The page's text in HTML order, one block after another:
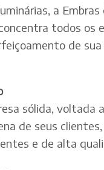
a
todos os
de sua
sólida, voltada
de seus
e de alta